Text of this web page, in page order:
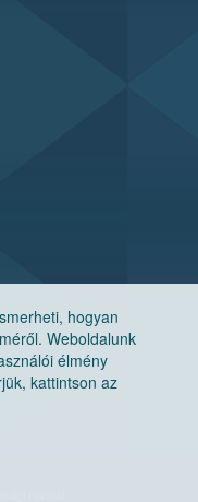
hogyan
Weboldalunk
élmény
kattintson az
Hivatal